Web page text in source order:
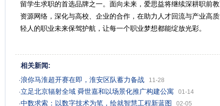
留学生求职的首选品牌之一。面向未来，爱思益将继续深耕职前
资源网络，深化与高校、企业的合作，在助力人才回流与产业高
轻人的职业未来保驾护航，让每一个职业梦想都能绽放光彩。
相关新闻:
·浪你马淮超开赛在即，淮安区队蓄力备战
11-28
·立足北京辐射全域 舜世嘉和以场景化推广构建公寓
01-14
·中数求索：以数字技术为笔，绘就智慧工程新蓝图
02-05